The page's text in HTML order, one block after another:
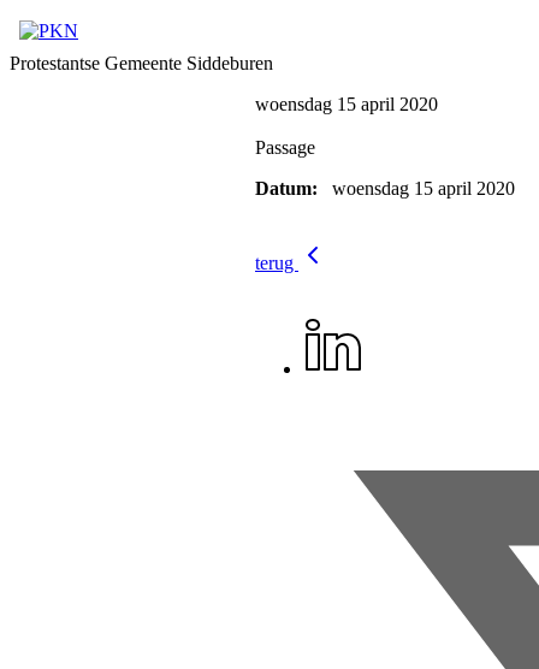
Protestantse Gemeente Siddeburen
woensdag 15 april 2020
Passage
Datum:
woensdag 15 april 2020
terug